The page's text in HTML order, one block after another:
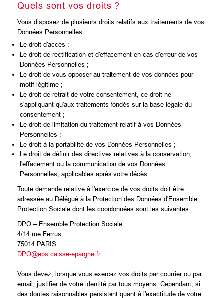
Quels sont vos droits ?
Vous disposez de plusieurs droits relatifs aux traitements de vos
Données Personnelles :
Le droit d'accès ;
Le droit de rectification et d'effacement en cas d'erreur de vos
Données Personnelles ;
Le droit de vous opposer au traitement de vos données pour
motif légitime ;
Le droit de retrait de votre consentement, ce droit ne
s'appliquant qu'aux traitements fondés sur la base légale du
consentement ;
Le droit de limitation du traitement relatif à vos Données
Personnelles ;
Le droit à la portabilité de vos Données Personnelles ;
Le droit de définir des directives relatives à la conservation,
l'effacement ou la communication de vos Données
Personnelles, applicables après votre décès.
Toute demande relative à l'exercice de vos droits doit être
adressée au Délégué à la Protection des Données d'Ensemble
Protection Sociale dont les coordonnées sont les suivantes :
DPO – Ensemble Protection Sociale
4/14 rue Ferrus
75014 PARIS
DPO@eps.caisse-epargne.fr
Vous devez, lorsque vous exercez vos droits par courrier ou par
email, justifier de votre identité par tous moyens. Cependant, si
des doutes raisonnables persistent quant à l'exactitude de votre